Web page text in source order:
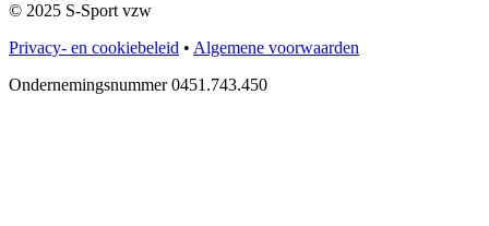
© 2025 S-Sport vzw
Privacy- en cookiebeleid • Algemene voorwaarden
Ondernemingsnummer 0451.743.450